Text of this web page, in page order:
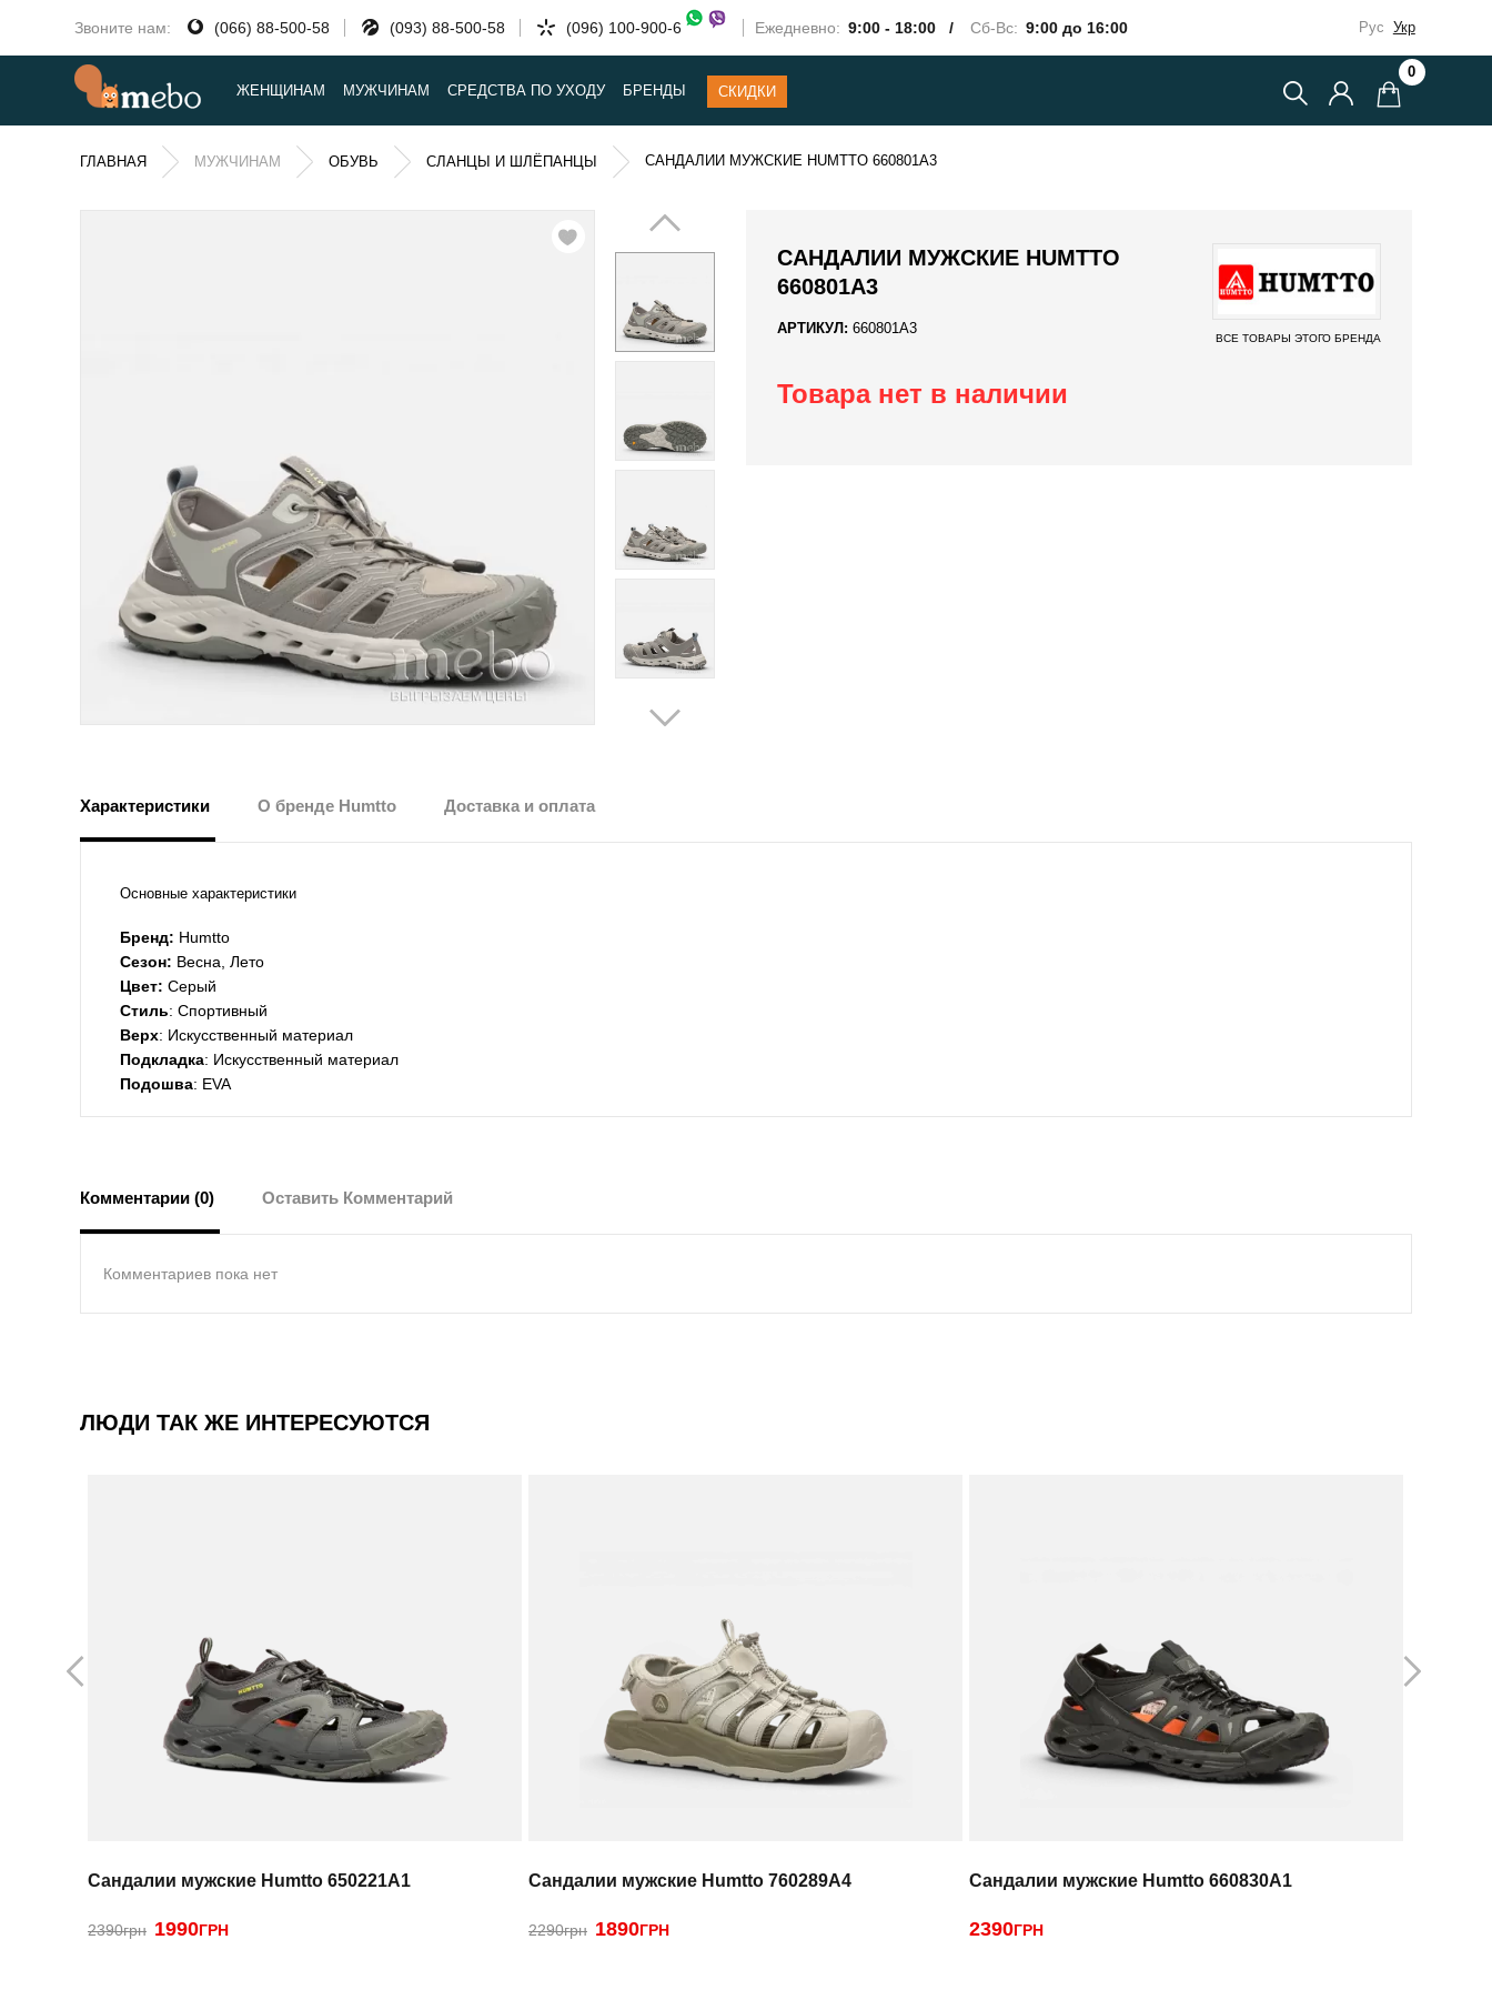
Звоните нам: (066) 88-500-58 (093) 88-500-58 (096) 100-900-6 Ежедневно: 9:00 - 18:00 / Сб-Вс: 9:00 до 16:00 Рус Укр
ЖЕНЩИНАМ МУЖЧИНАМ СРЕДСТВА ПО УХОДУ БРЕНДЫ СКИДКИ
0
ГЛАВНАЯ МУЖЧИНАМ ОБУВЬ СЛАНЦЫ И ШЛЁПАНЦЫ САНДАЛИИ МУЖСКИЕ HUMTTO 660801A3
САНДАЛИИ МУЖСКИЕ HUMTTO
660801A3
АРТИКУЛ: 660801A3
ВСЕ ТОВАРЫ ЭТОГО БРЕНДА
Товара нет в наличии
Характеристики О бренде Humtto Доставка и оплата
Основные характеристики
Бренд: Humtto
Сезон: Весна, Лето
Цвет: Серый
Стиль: Спортивный
Верх: Искусственный материал
Подкладка: Искусственный материал
Подошва: EVA
Комментарии (0) Оставить Комментарий
Комментариев пока нет
ЛЮДИ ТАК ЖЕ ИНТЕРЕСУЮТСЯ
Сандалии мужские Humtto 650221A1
2390грн 1990ГРН
Сандалии мужские Humtto 760289A4
2290грн 1890ГРН
Сандалии мужские Humtto 660830A1
2390ГРН